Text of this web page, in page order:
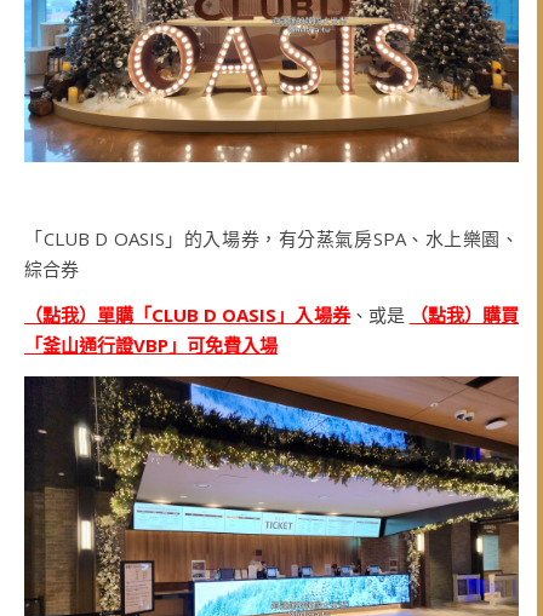
「CLUB D OASIS」的入場券，有分蒸氣房SPA、水上樂園、
綜合券
（點我）單購「CLUB D OASIS」入場券、或是
（點我）購買
「釜山通行證VBP」可免費入場